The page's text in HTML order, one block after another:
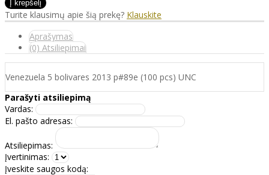
Turite klausimų apie šią prekę? Klauskite
Aprašymas
(0) Atsiliepimai
Venezuela 5 bolivares 2013 p#89e (100 pcs) UNC
Parašyti atsiliepimą
Vardas:
El. pašto adresas:
Atsiliepimas:
Įvertinimas:
Įveskite saugos kodą: